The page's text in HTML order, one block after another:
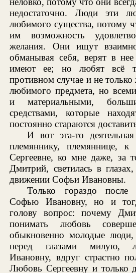
недостаточно. Люди эти
любимого существа, потому
им возможность
желания. Они ищут
обманывая себя, верят в
имеют ее; но любят всё
противном случае и не
любимого предмета, но
и материальными,
средствами, которые
постоянно стараются
И вот эта-то
племяннику, племяннице,
Сергеевне, ко мне даже, за
Дмитрий, светилась в
движении Софьи Ивановны.
Только гораздо
Софью Ивановну, но и
голову вопрос: почему
понимать любовь
обыкновенно молодые
перед глазами милую,
Ивановну, вдруг страстно
Любовь Сергеевну и только